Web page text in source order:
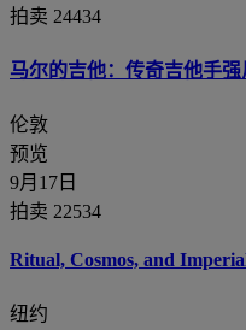
拍卖 24434
马尔的吉他：传奇吉他手强
伦敦
预览
9月17日
拍卖 22534
Ritual, Cosmos, and
纽约